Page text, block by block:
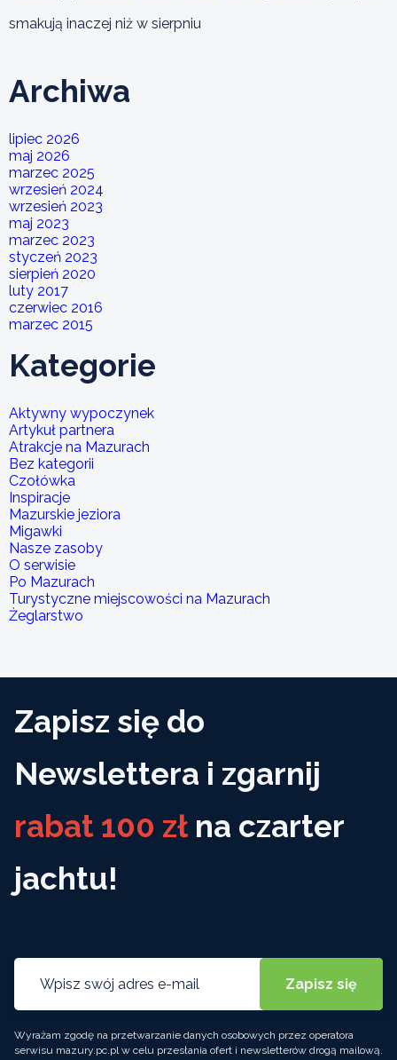
smakują inaczej niż w sierpniu
Archiwa
lipiec 2026
maj 2026
marzec 2025
wrzesień 2024
wrzesień 2023
maj 2023
marzec 2023
styczeń 2023
sierpień 2020
luty 2017
czerwiec 2016
marzec 2015
Kategorie
Aktywny wypoczynek
Artykuł partnera
Atrakcje na Mazurach
Bez kategorii
Czołówka
Inspiracje
Mazurskie jeziora
Migawki
Nasze zasoby
O serwisie
Po Mazurach
Turystyczne miejscowości na Mazurach
Żeglarstwo
Zapisz się do
Newslettera i zgarnij
rabat 100 zł na czarter
jachtu!
Wyrażam zgodę na przetwarzanie danych osobowych przez operatora
serwisu mazury.pc.pl w celu przesłania ofert i newsletterów drogą mailową.